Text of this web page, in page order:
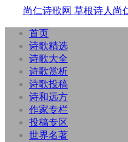
尚仁诗歌网 草根诗人尚
首页
诗歌精选
诗歌大全
诗歌赏析
诗歌投稿
诗和远方
作家专栏
投稿专区
世界名著